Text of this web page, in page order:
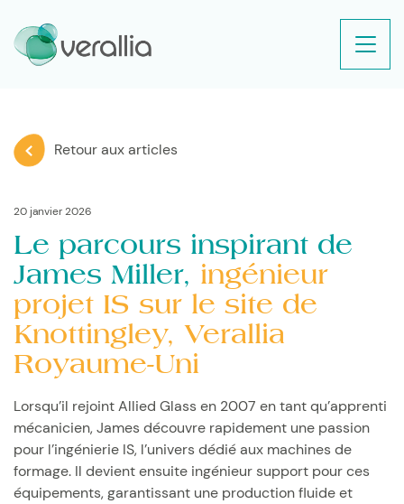
Retour aux articles
20 janvier 2026
Le parcours inspirant de
James Miller, ingénieur
projet IS sur le site de
Knottingley, Verallia
Royaume-Uni
Lorsqu’il rejoint Allied Glass en 2007 en tant qu’apprenti
mécanicien, James découvre rapidement une passion
pour l’ingénierie IS, l’univers dédié aux machines de
formage. Il devient ensuite ingénieur support pour ces
équipements, garantissant une production fluide et